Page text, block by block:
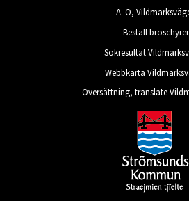
A–Ö,
Beställ broschyrer
Sökresultat
Webbkarta
Översättning, translate